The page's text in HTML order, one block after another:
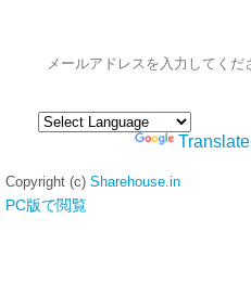
Translate
Copyright (c) Sharehouse.in
PC版で閲覧